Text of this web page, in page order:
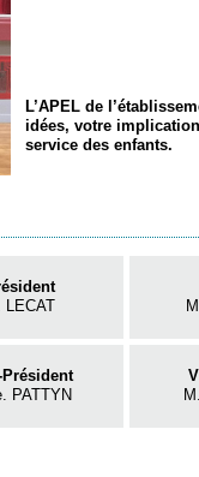
L’APEL de
idées, votre
service des enfants.
LECAT
PATTYN